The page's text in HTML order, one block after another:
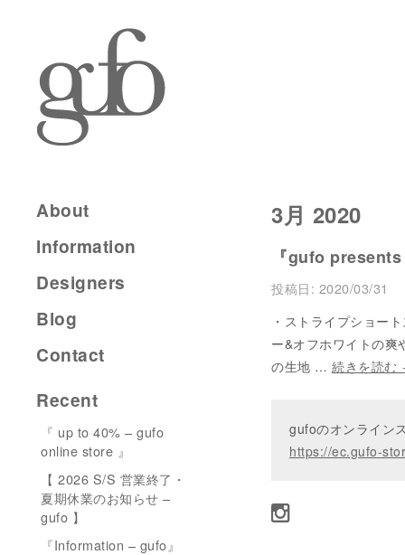
3月 2020
『gufo
投稿日: 2020/03/31
・ストライプショー
ー&オフホワイトの爽
の生地 … 続きを読む
gufoのオンライン
https://ec.gufo-
About
Information
Designers
Blog
Contact
Recent
『 up to 40% – gufo
online store 』
【 2026 S/S 営業終了・
夏期休業のお知らせ –
gufo 】
『Information – gufo』